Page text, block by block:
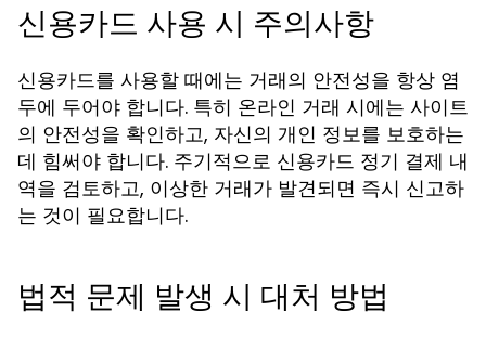
신용카드 사용 시 주의사항
신용카드를 사용할 때에는 거래의 안전성을 항상 염
두에 두어야 합니다. 특히 온라인 거래 시에는 사이트
의 안전성을 확인하고, 자신의 개인 정보를 보호하는
데 힘써야 합니다. 주기적으로 신용카드 정기 결제 내
역을 검토하고, 이상한 거래가 발견되면 즉시 신고하
는 것이 필요합니다.
법적 문제 발생 시 대처 방법